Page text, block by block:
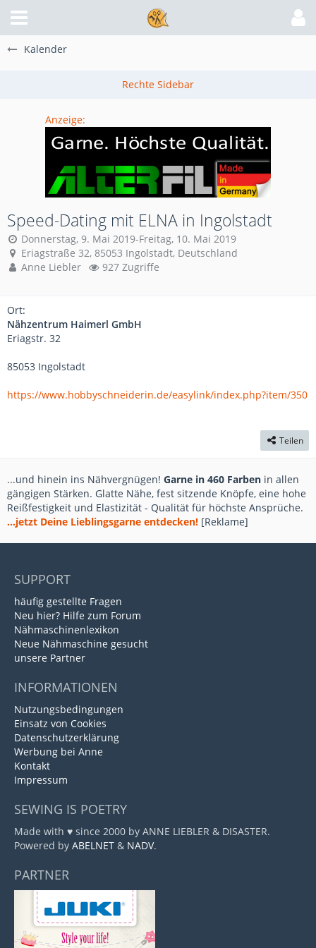
Kalender
Anzeige:
Speed-Dating mit ELNA in Ingolstadt
Donnerstag, 9. Mai 2019-Freitag, 10. Mai 2019
Eriagstraße 32, 85053 Ingolstadt, Deutschland
Anne Liebler
927 Zugriffe
Ort:
Nähzentrum Haimerl GmbH
Eriagstr. 32
85053 Ingolstadt
https://www.hobbyschneiderin.de/easylink/index.php?item/350
Teilen
...und hinein ins Nähvergnügen! Garne in 460 Farben in allen
gängigen Stärken. Glatte Nähe, fest sitzende Knöpfe, eine hohe
Reißfestigkeit und Elastizität - Qualität für höchste Ansprüche.
...jetzt Deine Lieblingsgarne entdecken! [Reklame]
SUPPORT
häufig gestellte Fragen
Neu hier? Hilfe zum Forum
Nähmaschinenlexikon
Neue Nähmaschine gesucht
unsere Partner
INFORMATIONEN
Nutzungsbedingungen
Einsatz von Cookies
Datenschutzerklärung
Werbung bei Anne
Kontakt
Impressum
SEWING IS POETRY
Made with ♥ since 2000 by ANNE LIEBLER & DISASTER.
Powered by ABELNET & NADV.
PARTNER